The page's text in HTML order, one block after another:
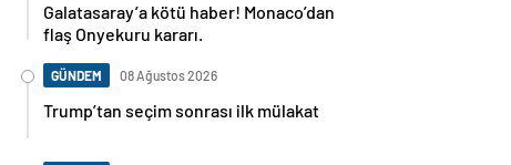
Galatasaray’a kötü haber! Monaco’dan
flaş Onyekuru kararı.
GÜNDEM 08 Ağustos 2026
Trump’tan seçim sonrası ilk mülakat